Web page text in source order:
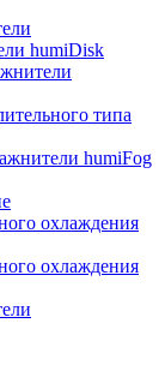
humiDisk
типа
humiFog
охлаждения
охлаждения